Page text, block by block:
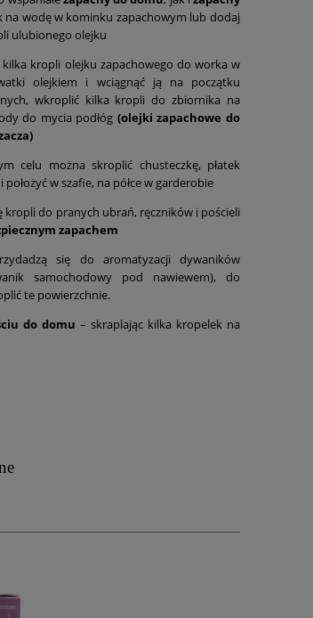
na wodę w kominku zapachowym lub dodaj
ulubionego olejku
kropli olejku zapachowego do worka w
olejkiem i wciągnąć ją na początku
wkroplić kilka kropli do zbiornika na
do mycia podłóg (olejki zapachowe do
celu można skroplić chusteczkę, płatek
w szafie, na półce w garderobie
kropli do pranych ubrań, ręczników i pościeli
zapachem
się do aromatyzacji dywaników
samochodowy pod nawiewem), do
te powierzchnie.
do domu – skraplając kilka kropelek na